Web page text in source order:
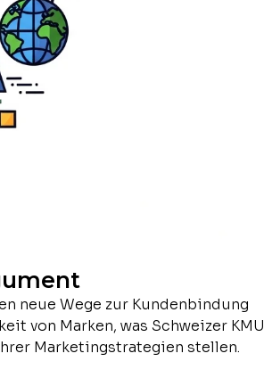
neue Wege zur Kundenbindung
von Marken, was Schweizer KMU
Marketingstrategien stellen.